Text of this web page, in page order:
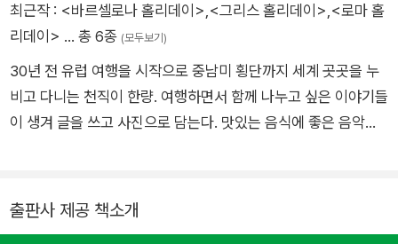
최근작 : <바르셀로나 홀리데이>,<그리스 홀리데이>,<로마 홀
리데이> … 총 6종 (모두보기)
30년 전 유럽 여행을 시작으로 중남미 횡단까지 세계 곳곳을 누
비고 다니는 천직이 한량. 여행하면서 함께 나누고 싶은 이야기들
이 생겨 글을 쓰고 사진으로 담는다. 맛있는 음식에 좋은 음악이
서로는 <그리스 홀리데이>, <로마 홀리데이>가 있다.
출판사 제공 책소개